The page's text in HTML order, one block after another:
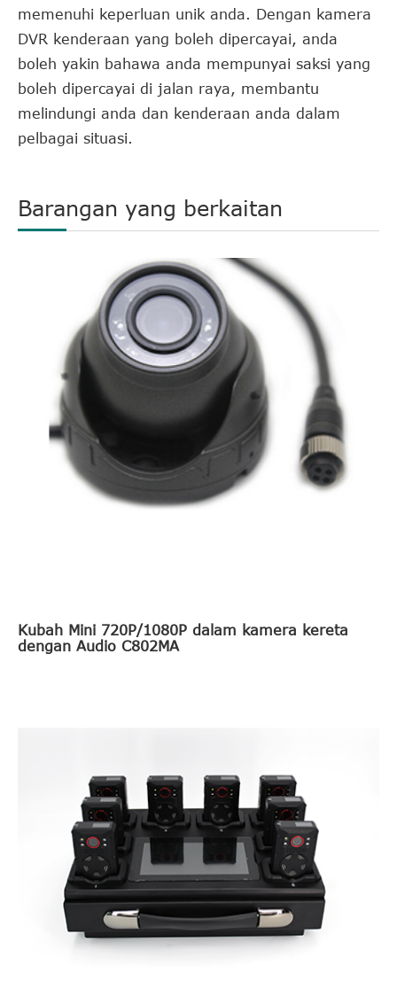
memenuhi keperluan unik anda. Dengan kamera
DVR kenderaan yang boleh dipercayai, anda
boleh yakin bahawa anda mempunyai saksi yang
boleh dipercayai di jalan raya, membantu
melindungi anda dan kenderaan anda dalam
pelbagai situasi.
Barangan yang berkaitan
Kubah Mini 720P/1080P dalam kamera kereta
dengan Audio C802MA